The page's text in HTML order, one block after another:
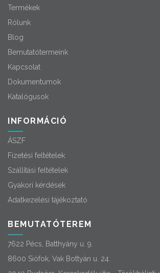
Termékek
Rólunk
Blog
Bemutatótermeink
Kapcsolat
Dokumentumok
Katalógusok
INFORMÁCIÓ
ÁSZF
Fizetési feltételek
Szállítási feltételek
Gyakori kérdések
Adatkezelési tájékoztató
BEMUTATÓTEREM
7622 Pécs, Batthyány u. 9.
8600 Siófok, Vak Bottyán u. 24.